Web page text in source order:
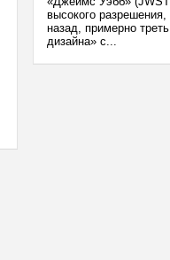
высокого
назад, примерно
дизайна» с...